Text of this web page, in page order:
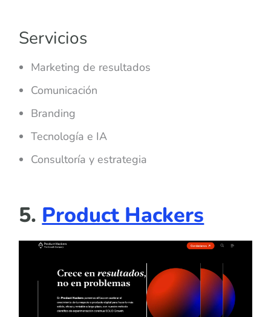
Servicios
Marketing de resultados
Comunicación
Branding
Tecnología e IA
Consultoría y estrategia
5. Product Hackers